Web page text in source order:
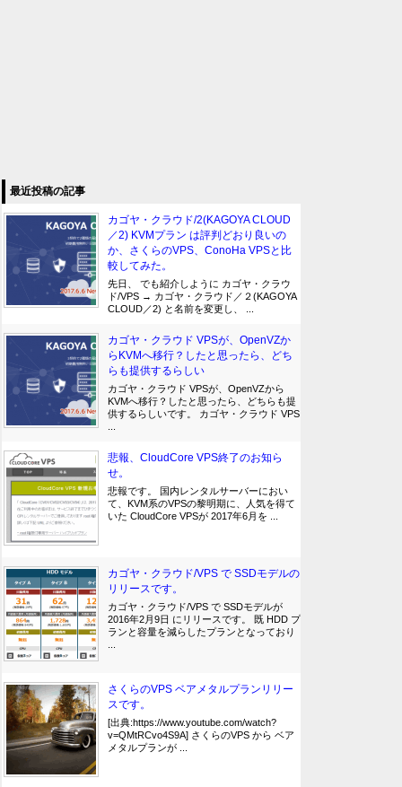
最近投稿の記事
カゴヤ・クラウド/2(KAGOYA CLOUD
／2) KVMプラン は評判どおり良いの
か、さくらのVPS、ConoHa VPSと比
較してみた。
先日、 でも紹介しように カゴヤ・クラウ
ド/VPS → カゴヤ・クラウド／２(KAGOYA
CLOUD／2) と名前を変更し、 ...
カゴヤ・クラウド VPSが、OpenVZか
らKVMへ移行？したと思ったら、どち
らも提供するらしい
カゴヤ・クラウド VPSが、OpenVZから
KVMへ移行？したと思ったら、どちらも提
供するらしいです。 カゴヤ・クラウド VPS
悲報、CloudCore VPS終了のお知ら
せ。
悲報です。 国内レンタルサーバーにおい
て、KVM系のVPSの黎明期に、人気を得て
いた CloudCore VPSが 2017年6月を ...
カゴヤ・クラウド/VPS で SSDモデルの
リリースです。
カゴヤ・クラウド/VPS で SSDモデルが
2016年2月9日 にリリースです。 既 HDD プ
ランと容量を減らしたプランとなっており
さくらのVPS ベアメタルプランリリー
スです。
[出典:https://www.youtube.com/watch?
v=QMtRCvo4S9A] さくらのVPS から ベア
メタルプランが ...